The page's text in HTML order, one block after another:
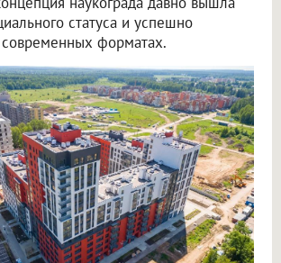
статуса и успешно
современных форматах.